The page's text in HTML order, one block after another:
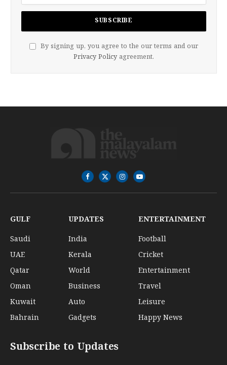
By signing up, you agree to the our terms and our
Privacy Policy agreement.
Facebook
X
(Twitter)
InstagramYouTube
GULF
Saudi
UAE
Qatar
Oman
Kuwait
Bahrain
UPDATES
India
Kerala
World
Business
Auto
Gadgets
ENTERTAINMENT
Football
Cricket
Entertainment
Travel
Leisure
Happy News
Subscribe to Updates